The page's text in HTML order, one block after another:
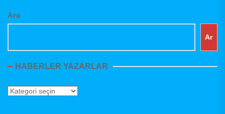
Ara
Ar
HABERLER YAZARLAR
Haberler